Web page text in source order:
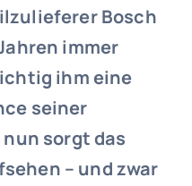
Bosch
immer
ihm eine
seiner
sorgt das
– und zwar